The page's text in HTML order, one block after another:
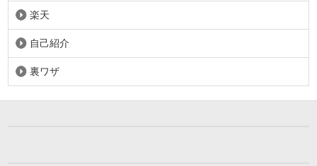
楽天
自己紹介
裏ワザ